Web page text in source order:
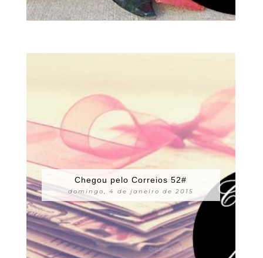
Chegou pelo Correios 52#
domingo, 4 de janeiro de 2015